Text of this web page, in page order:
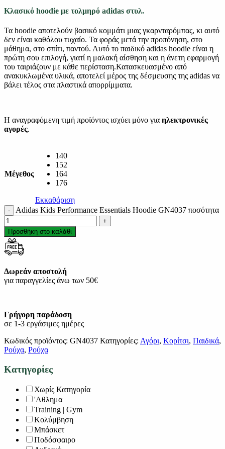
Κλασικό hoodie με τολμηρό adidas στυλ.
Τα hoodie αποτελούν βασικό κομμάτι μιας γκαρνταρόμπας, κι αυτό
δεν είναι καθόλου τυχαίο. Τα φοράς μετά την προπόνηση, στο
μάθημα, στο σπίτι, παντού. Αυτό το παιδικό adidas hoodie είναι η
πρώτη σου επιλογή, γιατί η μαλακή αίσθηση και η άνετη εφαρμογή
του ταιριάζουν με κάθε περίσταση.Κατασκευασμένο από
ανακυκλωμένα υλικά, αποτελεί μέρος της δέσμευσης της adidas να
βάλει τέλος στα πλαστικά απορρίμματα.
Η αναγραφόμενη τιμή προϊόντος ισχύει μόνο για ηλεκτρονικές
αγορές.
Μέγεθος
140
152
164
176
Εκκαθάριση
Adidas Kids Performance Essentials Hoodie GN4037 ποσότητα
Προσθήκη στο καλάθι
Δωρεάν αποστολή
για παραγγελίες άνω των 50€
Γρήγορη παράδοση
σε 1-3 εργάσιμες ημέρες
Κωδικός προϊόντος: GN4037 Κατηγορίες: Αγόρι, Κορίτσι, Παιδικά,
Ρούχα, Ρούχα
Κατηγορίες
Χωρίς Κατηγορία
'Αθλημα
Training | Gym
Κολύμβηση
Μπάσκετ
Ποδόσφαιρο